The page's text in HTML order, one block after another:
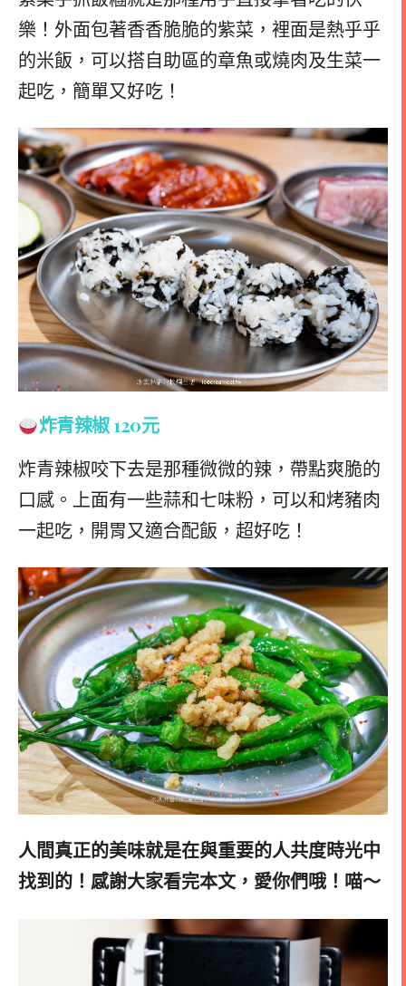
樂！外面包著香香脆脆的紫菜，裡面是熱乎乎
的米飯，可以搭自助區的章魚或燒肉及生菜一
起吃，簡單又好吃！
炸青辣椒 120元
炸青辣椒咬下去是那種微微的辣，帶點爽脆的
口感。上面有一些蒜和七味粉，可以和烤豬肉
一起吃，開胃又適合配飯，超好吃！
人間真正的美味就是在與重要的人共度時光中
找到的！感謝大家看完本文，愛你們哦！喵～